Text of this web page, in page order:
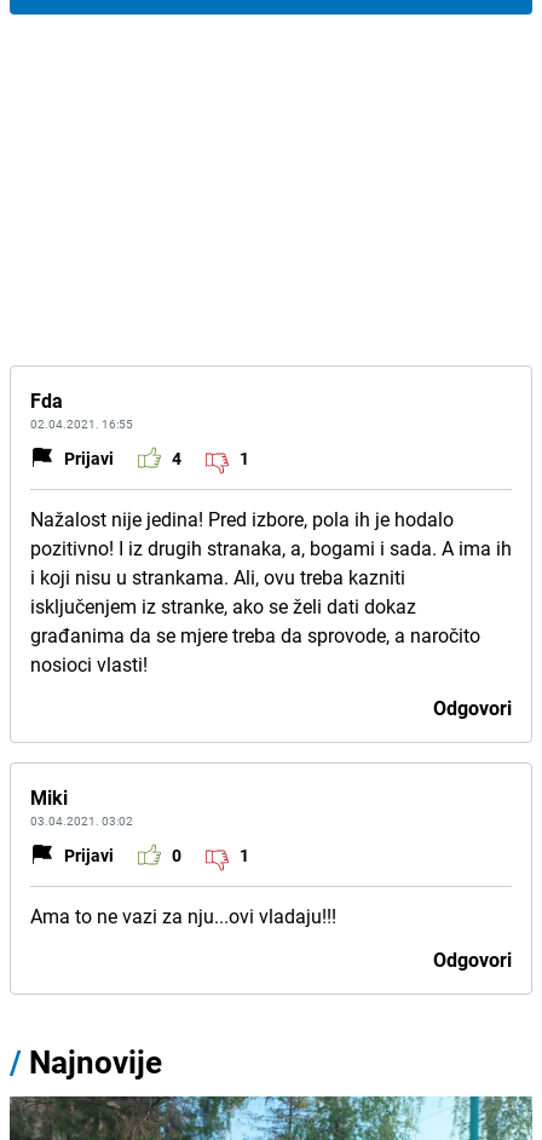
Fda
02.04.2021. 16:55
Prijavi 4 1
Nažalost nije jedina! Pred izbore, pola ih je hodalo
pozitivno! I iz drugih stranaka, a, bogami i sada. A ima ih
i koji nisu u strankama. Ali, ovu treba kazniti
isključenjem iz stranke, ako se želi dati dokaz
građanima da se mjere treba da sprovode, a naročito
nosioci vlasti!
Odgovori
Miki
03.04.2021. 03:02
Prijavi 0 1
Ama to ne vazi za nju...ovi vladaju!!!
Odgovori
/ Najnovije